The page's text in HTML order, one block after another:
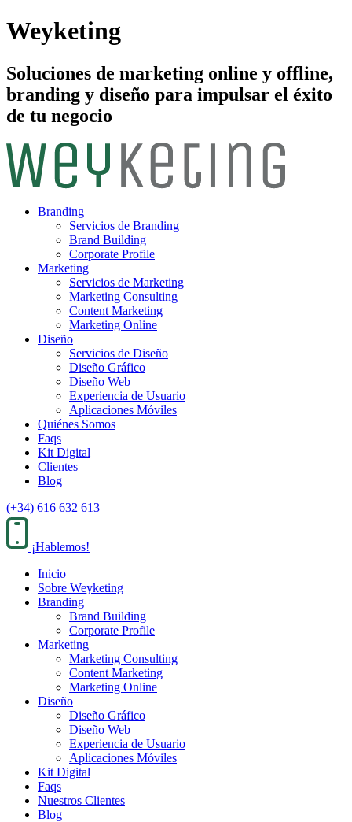
Weyketing
Soluciones de marketing online y offline,
branding y diseño para impulsar el éxito
de tu negocio
Branding
Servicios de Branding
Brand Building
Corporate Profile
Marketing
Servicios de Marketing
Marketing Consulting
Content Marketing
Marketing Online
Diseño
Servicios de Diseño
Diseño Gráfico
Diseño Web
Experiencia de Usuario
Aplicaciones Móviles
Quiénes Somos
Faqs
Kit Digital
Clientes
Blog
(+34) 616 632 613
¡Hablemos!
Inicio
Sobre Weyketing
Branding
Brand Building
Corporate Profile
Marketing
Marketing Consulting
Content Marketing
Marketing Online
Diseño
Diseño Gráfico
Diseño Web
Experiencia de Usuario
Aplicaciones Móviles
Kit Digital
Faqs
Nuestros Clientes
Blog